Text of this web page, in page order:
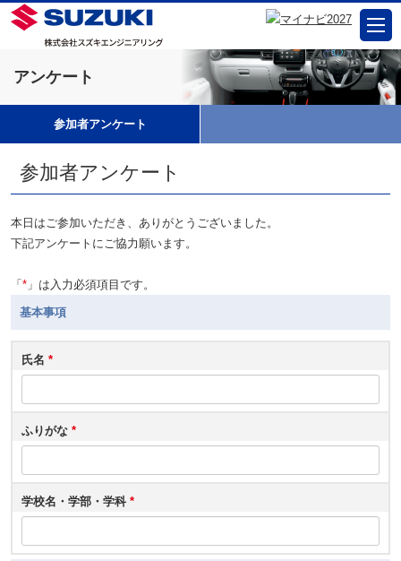
アンケート
参加者アンケート
参加者アンケート
本日はご参加いただき、ありがとうございました。
下記アンケートにご協力願います。
「 * 」は入力必須項目です。
基本事項
氏名 *
ふりがな *
学校名・学部・学科 *